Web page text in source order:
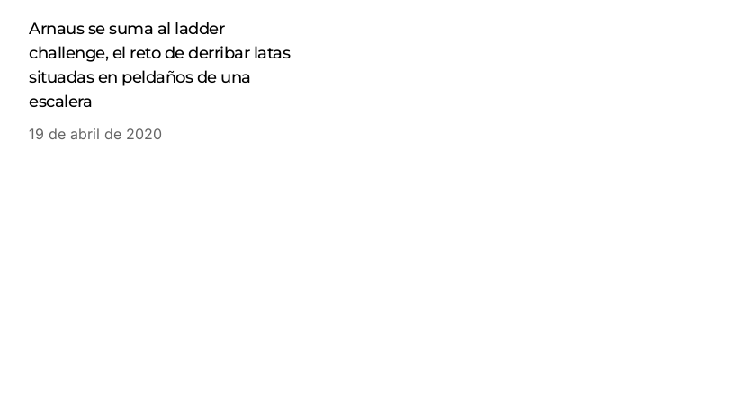
Arnaus se suma al ladder
challenge, el reto de derribar latas
situadas en peldaños de una
escalera
19 de abril de 2020